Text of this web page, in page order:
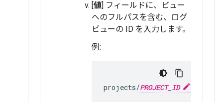
値 ] フィールドに、ビュー
へのフルパスを含む、ログ
ビューの ID を入力します。
例:
projects/PROJECT_ID